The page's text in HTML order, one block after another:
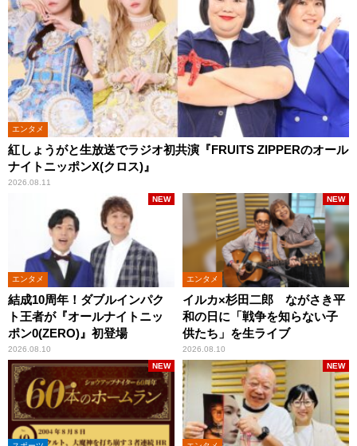
エンタメ
紅しょうがと生放送でラジオ初共演『FRUITS ZIPPERのオール
ナイトニッポンX(クロス)』
2026.08.11
エンタメ
結成10周年！ダブルインパク
ト王者が『オールナイトニッ
ポン0(ZERO)』初登場
2026.08.10
NEW
エンタメ
イルカ×杉田二郎 ながさき平
和の日に「戦争を知らない子
供たち」を生ライブ
2026.08.10
NEW
NEW NEW